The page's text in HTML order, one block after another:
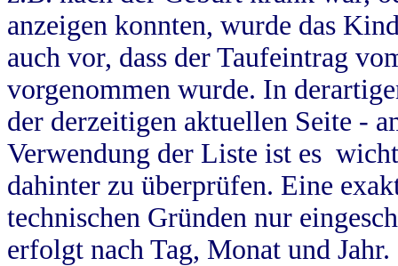
anzeigen konnten, wurde das
auch vor, dass der Taufeintrag
vorgenommen wurde. In
der derzeitigen aktuellen Seite -
Verwendung der Liste ist es
dahinter zu überprüfen. Eine
technischen Gründen nur
erfolgt nach Tag, Monat und Jahr.